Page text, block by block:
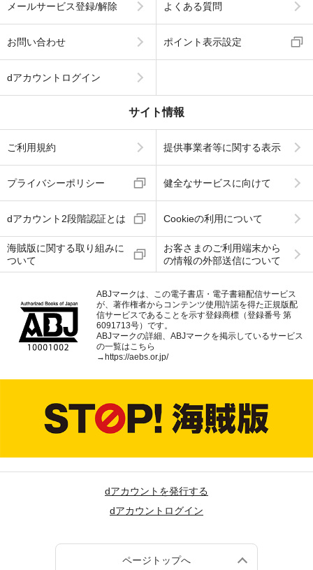
メールサービス登録/解除 よくある質問
お問い合わせ ポイント表示設定
dアカウントログイン
サイト情報
ご利用規約 提供事業者等に関する表示
プライバシーポリシー 健全なサービスに向けて
dアカウント2段階認証とは Cookieの利用について
海賊版に関する取り組みに
ついて
お客さまのご利用端末から
の情報の外部送信について
ABJマークは、この電子書店・電子書籍配信サービス
が、著作権者からコンテンツ使用許諾を得た正規版配
信サービスであることを示す登録商標（登録番号 第
6091713号）です。
ABJマークの詳細、ABJマークを掲示しているサービス
の一覧はこちら
→ https://aebs.or.jp/
dアカウントを発行する
dアカウントログイン
ページトップへ